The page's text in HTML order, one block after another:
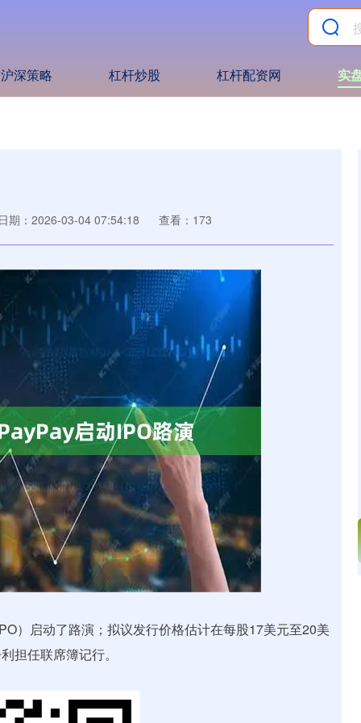
沪深策略 杠杆炒股 杠杆配资网 实
期：2026-03-04 07:54:18 查看：173
启动了路演；拟议发行价格估计在每股17美元至20美
担任联席簿记行。
深证成指 14311.01 200.89